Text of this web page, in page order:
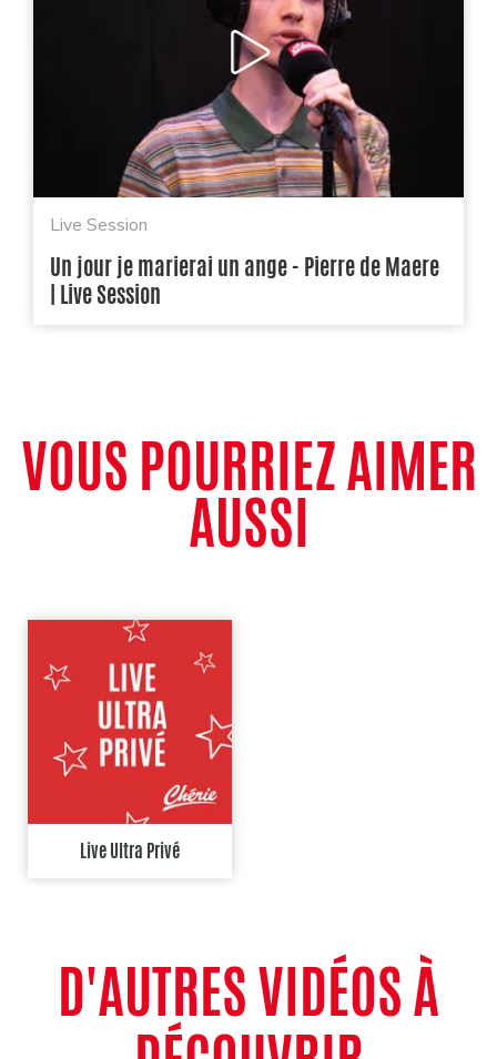
Live Session
Un jour je marierai un ange - Pierre de Maere
| Live Session
VOUS POURRIEZ AIMER
AUSSI
Live Ultra Privé
D'AUTRES VIDÉOS À